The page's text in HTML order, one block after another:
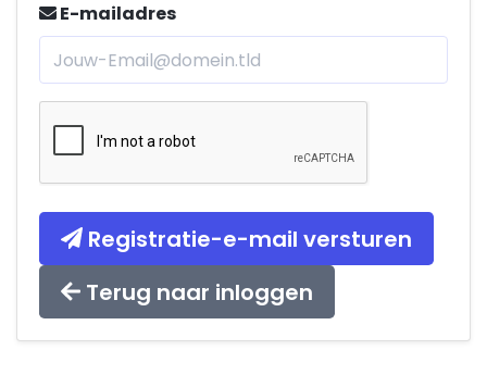
E-mailadres
Registratie-e-mail versturen
Terug naar inloggen